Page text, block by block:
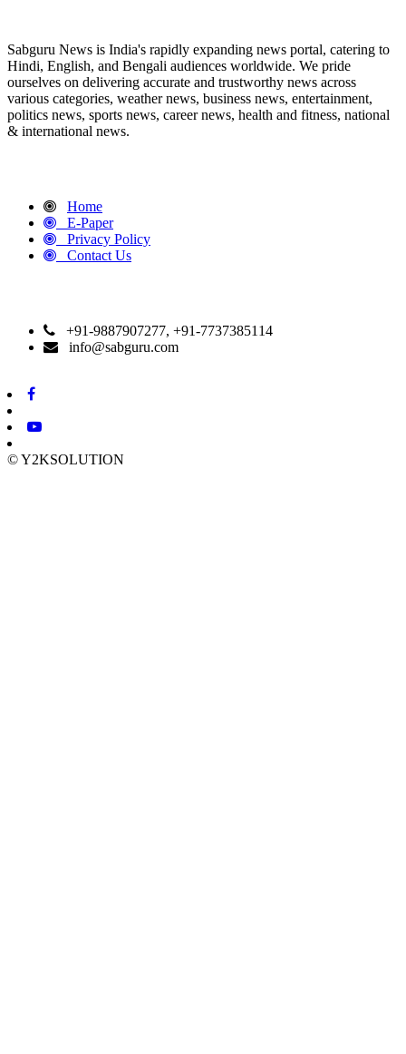
Sabguru News is India's rapidly expanding news portal, catering to
Hindi, English, and Bengali audiences worldwide. We pride
ourselves on delivering accurate and trustworthy news across
various categories, weather news, business news, entertainment,
politics news, sports news, career news, health and fitness, national
& international news.
Home
E-Paper
Privacy Policy
Contact Us
+91-9887907277, +91-7737385114
info@sabguru.com
© Y2KSOLUTION